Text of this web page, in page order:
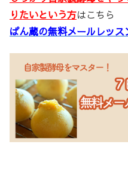
りたいという方はこちら
ぱん蔵の無料メールレッス